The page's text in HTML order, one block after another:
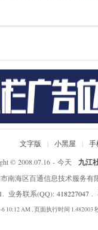
文字版 | 小黑屋 | 手
© 2008.07.16 - 今天
九江
南海区百通信息技术服务有
. 业务联系(QQ): 418227047 .
6 10:12 AM, 页面执行时间 1.482003